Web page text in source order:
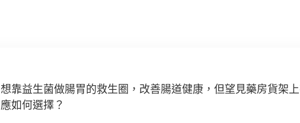
想靠益生菌做腸胃的救生圈，改善腸道健康，但望見藥房貨架
應如何選擇？